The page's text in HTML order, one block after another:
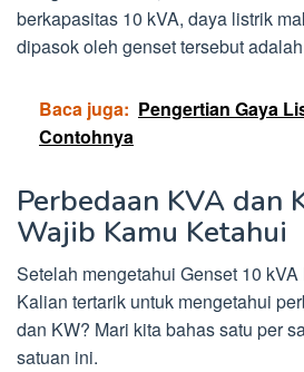
berkapasitas 10 kVA, daya listrik
dipasok oleh genset tersebut
Baca juga: Pengertian Gaya
Contohnya
Perbedaan KVA dan
Wajib Kamu Ketahui
Setelah mengetahui Genset 10
Kalian tertarik untuk mengetahui
dan KW? Mari kita bahas satu per
satuan ini.